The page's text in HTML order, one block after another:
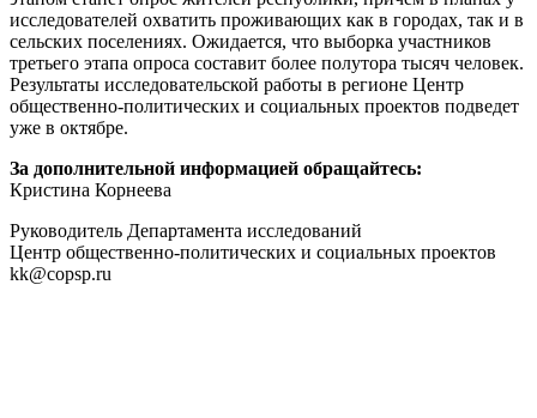
исследователей охватить проживающих как в городах, так и в
сельских поселениях. Ожидается, что выборка участников
третьего этапа опроса составит более полутора тысяч человек.
Результаты исследовательской работы в регионе Центр
общественно-политических и социальных проектов подведет
уже в октябре.
За дополнительной информацией обращайтесь:
Кристина Корнеева
Руководитель Департамента исследований
Центр общественно-политических и социальных проектов
kk@copsp.ru